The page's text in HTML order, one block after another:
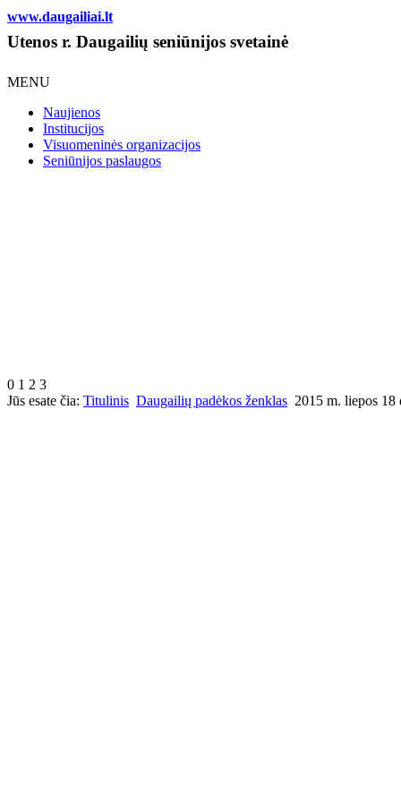
www.daugailiai.lt
Utenos r. Daugailių seniūnijos svetainė
MENU
Naujienos
Institucijos
Visuomeninės organizacijos
Seniūnijos paslaugos
0 1 2 3
Jūs esate čia: Titulinis Daugailių padėkos ženklas 2015 m. liepos